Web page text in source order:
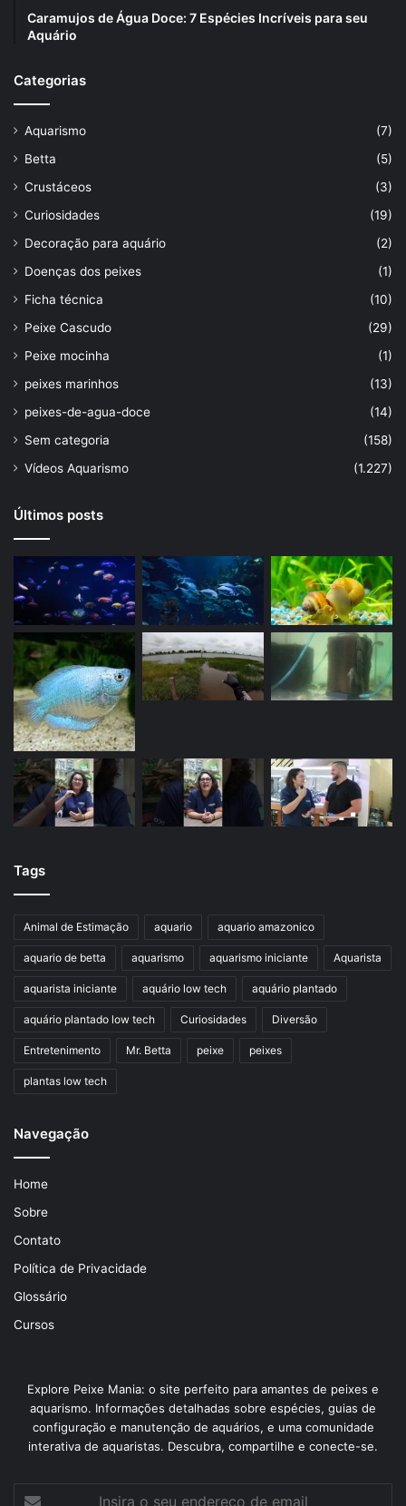
Caramujos de Água Doce: 7 Espécies Incríveis para seu
Aquário
Categorias
Aquarismo
(7)
Betta
(5)
Crustáceos
(3)
Curiosidades
(19)
Decoração para aquário
(2)
Doenças dos peixes
(1)
Ficha técnica
(10)
Peixe Cascudo
(29)
Peixe mocinha
(1)
peixes marinhos
(13)
peixes-de-agua-doce
(14)
Sem categoria
(158)
Vídeos Aquarismo
(1.227)
Últimos posts
Tags
Animal de Estimação aquario aquario amazonico
aquario de betta aquarismo aquarismo iniciante Aquarista
aquarista iniciante aquário low tech aquário plantado
aquário plantado low tech Curiosidades Diversão
Entretenimento Mr. Betta peixe peixes
plantas low tech
Navegação
Home
Sobre
Contato
Política de Privacidade
Glossário
Cursos
Explore Peixe Mania: o site perfeito para amantes de peixes e
aquarismo. Informações detalhadas sobre espécies, guias de
configuração e manutenção de aquários, e uma comunidade
interativa de aquaristas. Descubra, compartilhe e conecte-se.